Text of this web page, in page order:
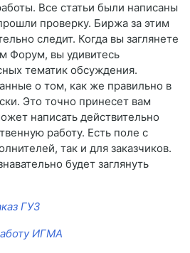
Все статьи были написаны
проверку. Биржа за этим
следит. Когда вы заглянете
Форум, вы удивитесь
тематик обсуждения.
о том, как же правильно в
Это точно принесет вам
написать действительно
работу. Есть поле с
так и для заказчиков.
будет заглянуть
ГУЗ
ИГМА